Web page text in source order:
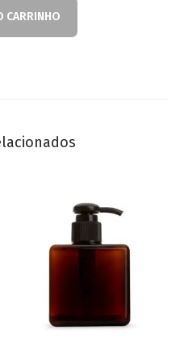
CARRINHO